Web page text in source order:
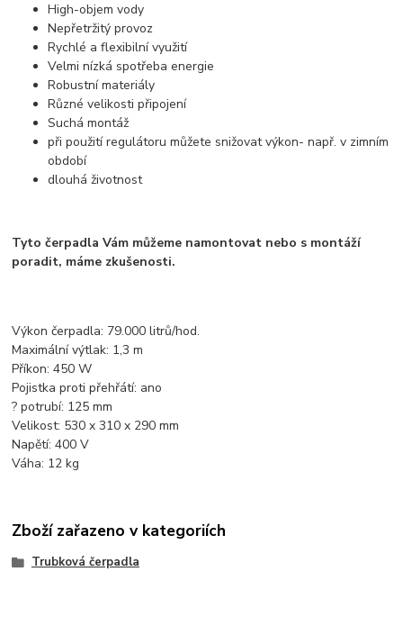
High-objem vody
Nepřetržitý provoz
Rychlé a flexibilní využití
Velmi nízká spotřeba energie
Robustní materiály
Různé velikosti připojení
Suchá montáž
při použití regulátoru můžete snižovat výkon- např. v zimním
období
dlouhá životnost
Tyto čerpadla Vám můžeme namontovat nebo s montáží
poradit, máme zkušenosti.
Výkon čerpadla: 79.000 litrů/hod.
Maximální výtlak: 1,3 m
Příkon: 450 W
Pojistka proti přehřátí: ano
? potrubí: 125 mm
Velikost: 530 x 310 x 290 mm
Napětí: 400 V
Váha: 12 kg
Zboží zařazeno v kategoriích
Trubková čerpadla